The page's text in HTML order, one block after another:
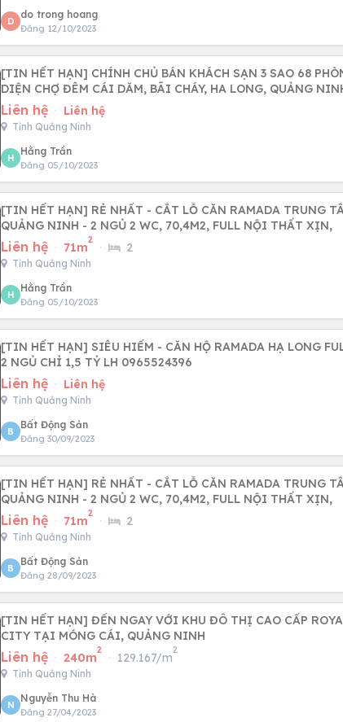
D
do trong hoang
Đăng 12/10/2023
[TIN HẾT HẠN] CHÍNH CHỦ BÁN KHÁCH SẠN 3 SAO 68
DIỆN CHỢ ĐÊM CÁI DĂM, BÃI CHÁY, HA LONG, QUẢNG
Liên hệ · Liên hệ
Tỉnh Quảng Ninh
H
Hằng Trần
Đăng 05/10/2023
[TIN HẾT HẠN] RẺ NHẤT - CẮT LỖ CĂN RAMADA TRUNG
QUẢNG NINH - 2 NGỦ 2 WC, 70,4M2, FULL NỘI THẤT XỊN,
Liên hệ · 71m
2
· 2
Tỉnh Quảng Ninh
H
Hằng Trần
Đăng 05/10/2023
[TIN HẾT HẠN] SIÊU HIẾM - CĂN HỘ RAMADA HẠ LONG
2 NGỦ CHỈ 1,5 TỶ LH 0965524396
Liên hệ · Liên hệ
Tỉnh Quảng Ninh
B
Bất Động Sản
Đăng 30/09/2023
[TIN HẾT HẠN] RẺ NHẤT - CẮT LỖ CĂN RAMADA TRUNG
QUẢNG NINH - 2 NGỦ 2 WC, 70,4M2, FULL NỘI THẤT XỊN,
Liên hệ · 71m
2
· 2
Tỉnh Quảng Ninh
B
Bất Động Sản
Đăng 28/09/2023
[TIN HẾT HẠN] ĐẾN NGAY VỚI KHU ĐÔ THỊ CAO CẤP
CITY TẠI MÓNG CÁI, QUẢNG NINH
Liên hệ · 240m
2
· 129.167/m
2
Tỉnh Quảng Ninh
N
Nguyễn Thu Hà
Đăng 27/04/2023